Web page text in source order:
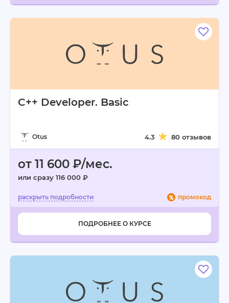
C++ Developer. Basic
Otus 4.3 80 отзывов
от 11 600 ₽/мес.
или сразу 116 000 ₽
промокод
ПОДРОБНЕЕ О КУРСЕ